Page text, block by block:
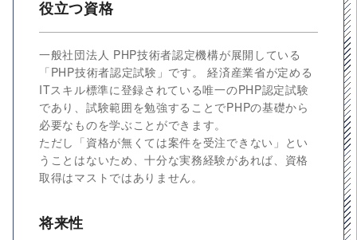
役立つ資格
一般社団法人 PHP技術者認定機構が展開している
「PHP技術者認定試験」です。 経済産業省が定める
ITスキル標準に登録されている唯一のPHP認定試験
であり、試験範囲を勉強することでPHPの基礎から
必要なものを学ぶことができます。
ただし「資格が無くては案件を受注できない」とい
うことはないため、十分な実務経験があれば、資格
取得はマストではありません。
将来性